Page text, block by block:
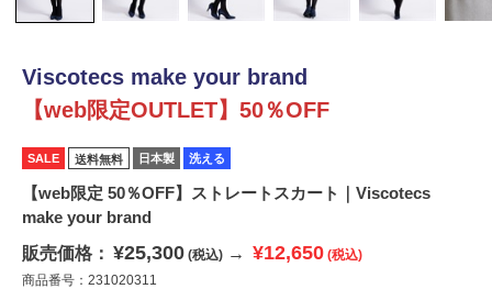
Viscotecs make your brand
【web限定OUTLET】50％OFF
SALE 送料無料 日本製 洗える
【web限定 50％OFF】ストレートスカート｜Viscotecs
make your brand
販売価格： ¥25,300 (税込) → ¥12,650 (税込)
商品番号：231020311